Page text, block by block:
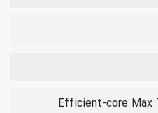
Efficient-core Max